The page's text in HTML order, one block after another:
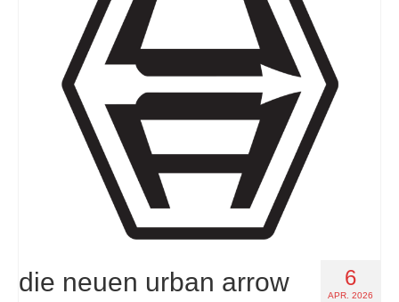
6
APR. 2026
die neuen urban arrow